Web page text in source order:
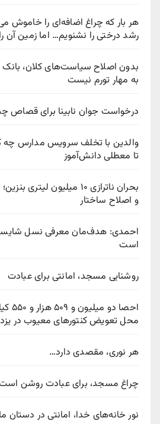
هر بار که چراغ اضافه‌ای را خاموش
رشد درختی را نشنویم… اما زمین
بدون اصلاح سیاست‌های کلان، بانک
به مهار تورم نیست
درخواست جوان نابینا برای قصاص
والدین با تخلف سرویس مدارس چه
تا معطلی دانش‌آموز
بحران ناترازی ۱۰ میلیون
و اصلاح ساختار
احمدی: هدف‌مان معرفی نسل شایسته
است
روشنایی مسجد، امانتی برای عبادت
محل تعویض کنتورهای معیوب در یزد
هر نوری، مقصدی دارد…
چراغ مسجد، برای عبادت روشن
نور خانه‌های خدا، امانتی در